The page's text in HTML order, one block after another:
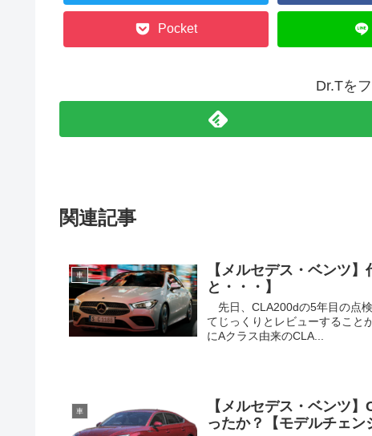
Pocket
Dr.Tを
関連記事
車
【メルセデス・ベンツ
と・・・】
先日、CLA200dの5年目の点
てじっくりとレビューするこ
にAクラス由来のCLA...
車
【メルセデス・ベンツ
ったか？【モデルチェン